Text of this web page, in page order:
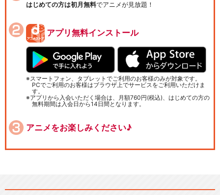
はじめての方は初月無料でアニメが見放題！
アプリ無料インストール
スマートフォン、タブレットでご利用のお客様のみが対象です。
PCでご利用のお客様はブラウザ上でサービスをご利用いただけま
す。
アプリから入会いただく場合は、月額760円(税込)、はじめての方の
無料期間は入会日から14日間となります。
アニメをお楽しみください♪